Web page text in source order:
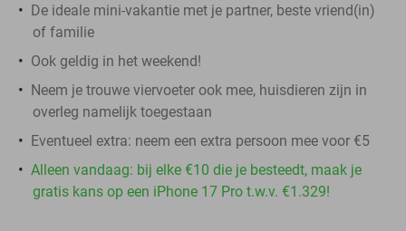
De ideale mini-vakantie met je partner, beste vriend(in)
of familie
Ook geldig in het weekend!
Neem je trouwe viervoeter ook mee, huisdieren zijn in
overleg namelijk toegestaan
Eventueel extra: neem een extra persoon mee voor €5
Alleen vandaag: bij elke €10 die je besteedt, maak je
gratis kans op een iPhone 17 Pro t.w.v. €1.329!